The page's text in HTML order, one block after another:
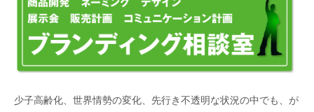
少子高齢化、世界情勢の変化、先行き不透明な状況の中でも、が